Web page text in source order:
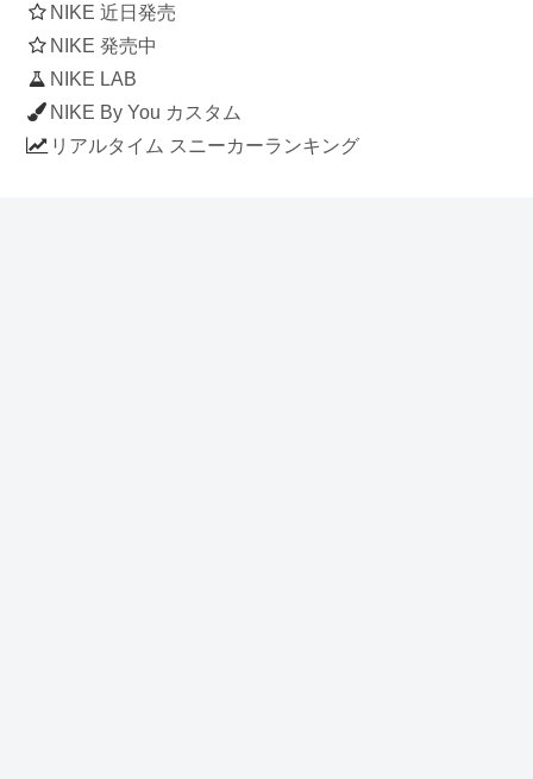
NIKE 近日発売
NIKE 発売中
NIKE LAB
NIKE By You カスタム
リアルタイム スニーカーランキング